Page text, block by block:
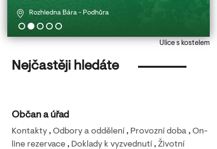
Rozhledna Bára - Podhůra
Ulice s kostelem
Nejčastěji hledáte
Občan a úřad
Kontakty , Odbory a oddělení , Provozní doba , On-
line rezervace , Doklady k vyzvednutí , Životní